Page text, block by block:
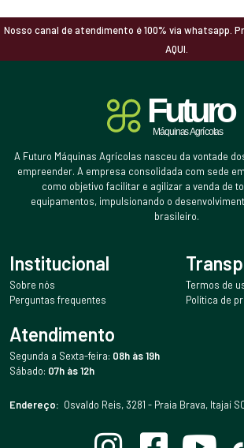
Nosso canal de atendimento é 100% via whatsapp.
AQUI.
A Futuro Máquinas Agrícolas nasceu da vontade dos seus fundadores de
empreender. A empresa consolidada com sede
como objetivo facilitar e agilizar a venda de
equipamentos, impulsionando o
brasileiro.
Institucional
Sobre nós
Perguntas frequentes
Termos de
Política de
Atendimento
Segunda a Sexta-feira: 08h às 19h
Sábado: 07h às 12h
Endereço: Osvaldo Reis, 3281 - Praia Brava, Itajaí